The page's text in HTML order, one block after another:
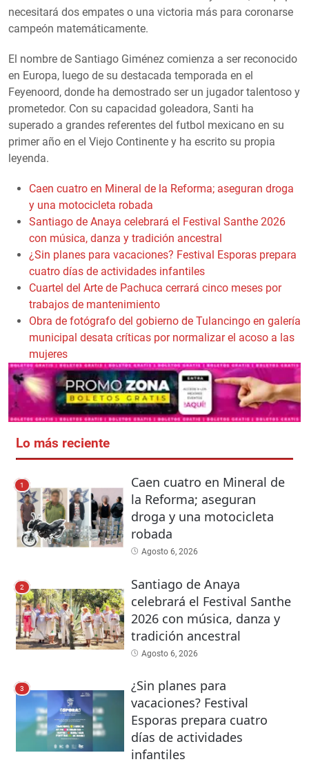
necesitará dos empates o una victoria más para coronarse
campeón matemáticamente.
El nombre de Santiago Giménez comienza a ser reconocido
en Europa, luego de su destacada temporada en el
Feyenoord, donde ha demostrado ser un jugador talentoso y
prometedor. Con su capacidad goleadora, Santi ha
superado a grandes referentes del futbol mexicano en su
primer año en el Viejo Continente y ha escrito su propia
leyenda.
Caen cuatro en Mineral de la Reforma; aseguran droga
y una motocicleta robada
Santiago de Anaya celebrará el Festival Santhe 2026
con música, danza y tradición ancestral
¿Sin planes para vacaciones? Festival Esporas prepara
cuatro días de actividades infantiles
Cuartel del Arte de Pachuca cerrará cinco meses por
trabajos de mantenimiento
Obra de fotógrafo del gobierno de Tulancingo en galería
municipal desata críticas por normalizar el acoso a las
mujeres
Lo más reciente
1
Caen cuatro en Mineral de
la Reforma; aseguran
droga y una motocicleta
robada
Agosto 6, 2026
2
Santiago de Anaya
celebrará el Festival Santhe
2026 con música, danza y
tradición ancestral
Agosto 6, 2026
3
¿Sin planes para
vacaciones? Festival
Esporas prepara cuatro
días de actividades
infantiles